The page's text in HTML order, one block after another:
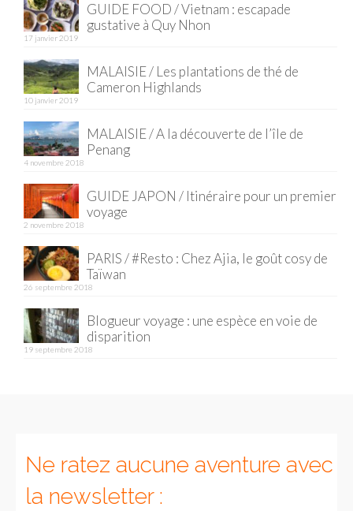
Ninh Binh
Quy Nhon
EUROPE
France
La Réunion
Paris
Saint-Malo
Savoie
Vendée
Allemagne
Copenhague
GUIDE FOOD / Vietnam : escapade
gustative à Quy Nhon
17 janvier 2019
MALAISIE / Les plantations de thé de
Cameron Highlands
10 janvier 2019
MALAISIE / A la découverte de l’île de
Penang
4 novembre 2018
GUIDE JAPON / Itinéraire pour un premier
voyage
2 novembre 2018
PARIS / #Resto : Chez Ajia, le goût cosy de
Taïwan
26 septembre 2018
Blogueur voyage : une espèce en voie de
disparition
19 septembre 2018
Ne ratez aucune aventure avec
la newsletter :